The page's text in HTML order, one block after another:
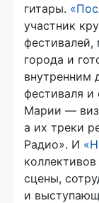
гитары.
участник
города и
внутренним
фестиваля и
Марии —
а их треки
Радио». И
сцены,
и